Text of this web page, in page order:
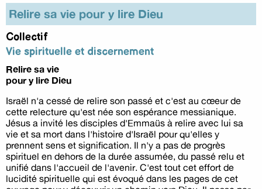
Relire sa vie pour y lire Dieu
Collectif
Vie spirituelle et discernement
Relire sa vie
pour y lire Dieu
Israël n'a cessé de relire son passé et c'est au cœeur de
cette relecture qu'est née son espérance messianique.
Jésus a invité les disciples d'Emmaüs à relire avec lui sa
vie et sa mort dans l'histoire d'Israël pour qu'elles y
prennent sens et signification. Il n'y a pas de progrès
spirituel en dehors de la durée assumée, du passé relu et
unifié dans l'accueil de l'avenir. C'est tout cet effort de
lucidité spirituelle qui est évoqué dans les pages de cet